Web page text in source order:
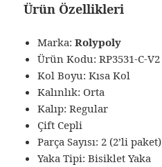
Ürün Özellikleri
Marka:Rolypoly
Ürün Kodu: RP3531-C-V2
Kol Boyu: Kısa Kol
Kalınlık: Orta
Kalıp: Regular
Çift Cepli
Parça Sayısı: 2 (2’li paket)
Yaka Tipi: Bisiklet Yaka